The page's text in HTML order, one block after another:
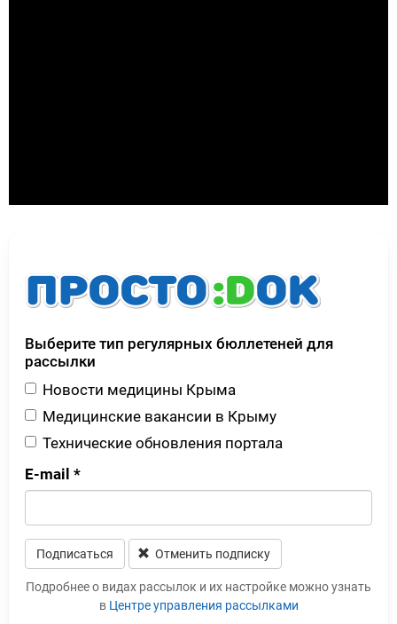
Выберите тип регулярных бюллетеней для
рассылки
Новости медицины Крыма
Медицинские вакансии в Крыму
Технические обновления портала
E-mail *
Подписаться Отменить подписку
Leave this field blank
Подробнее о видах рассылок и их настройке можно узнать
в Центре управления рассылками